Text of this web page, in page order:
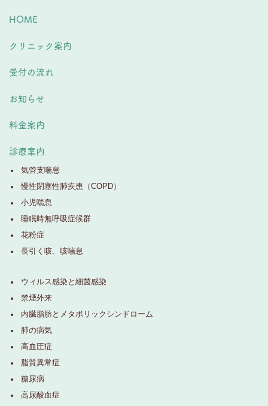
HOME
クリニック案内
受付の流れ
お知らせ
料金案内
診療案内
気管支喘息
慢性閉塞性肺疾患（COPD）
小児喘息
睡眠時無呼吸症候群
花粉症
長引く咳、咳喘息
ウィルス感染と細菌感染
禁煙外来
内臓脂肪とメタボリックシンドローム
肺の病気
高血圧症
脂質異常症
糖尿病
高尿酸血症